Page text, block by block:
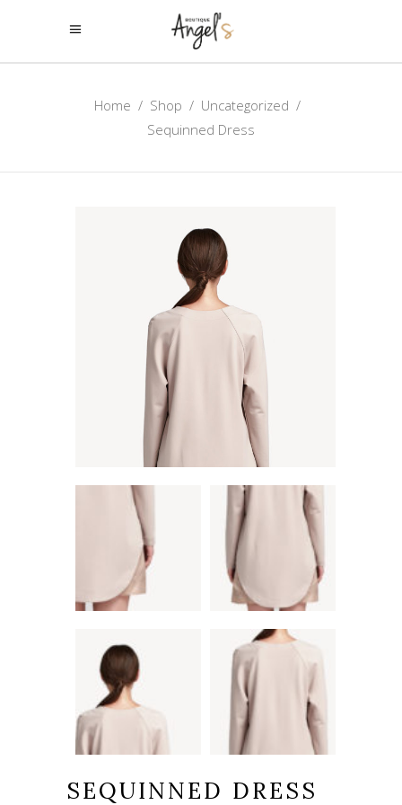
Home / Shop / Uncategorized /
Sequinned Dress
SEQUINNED DRESS